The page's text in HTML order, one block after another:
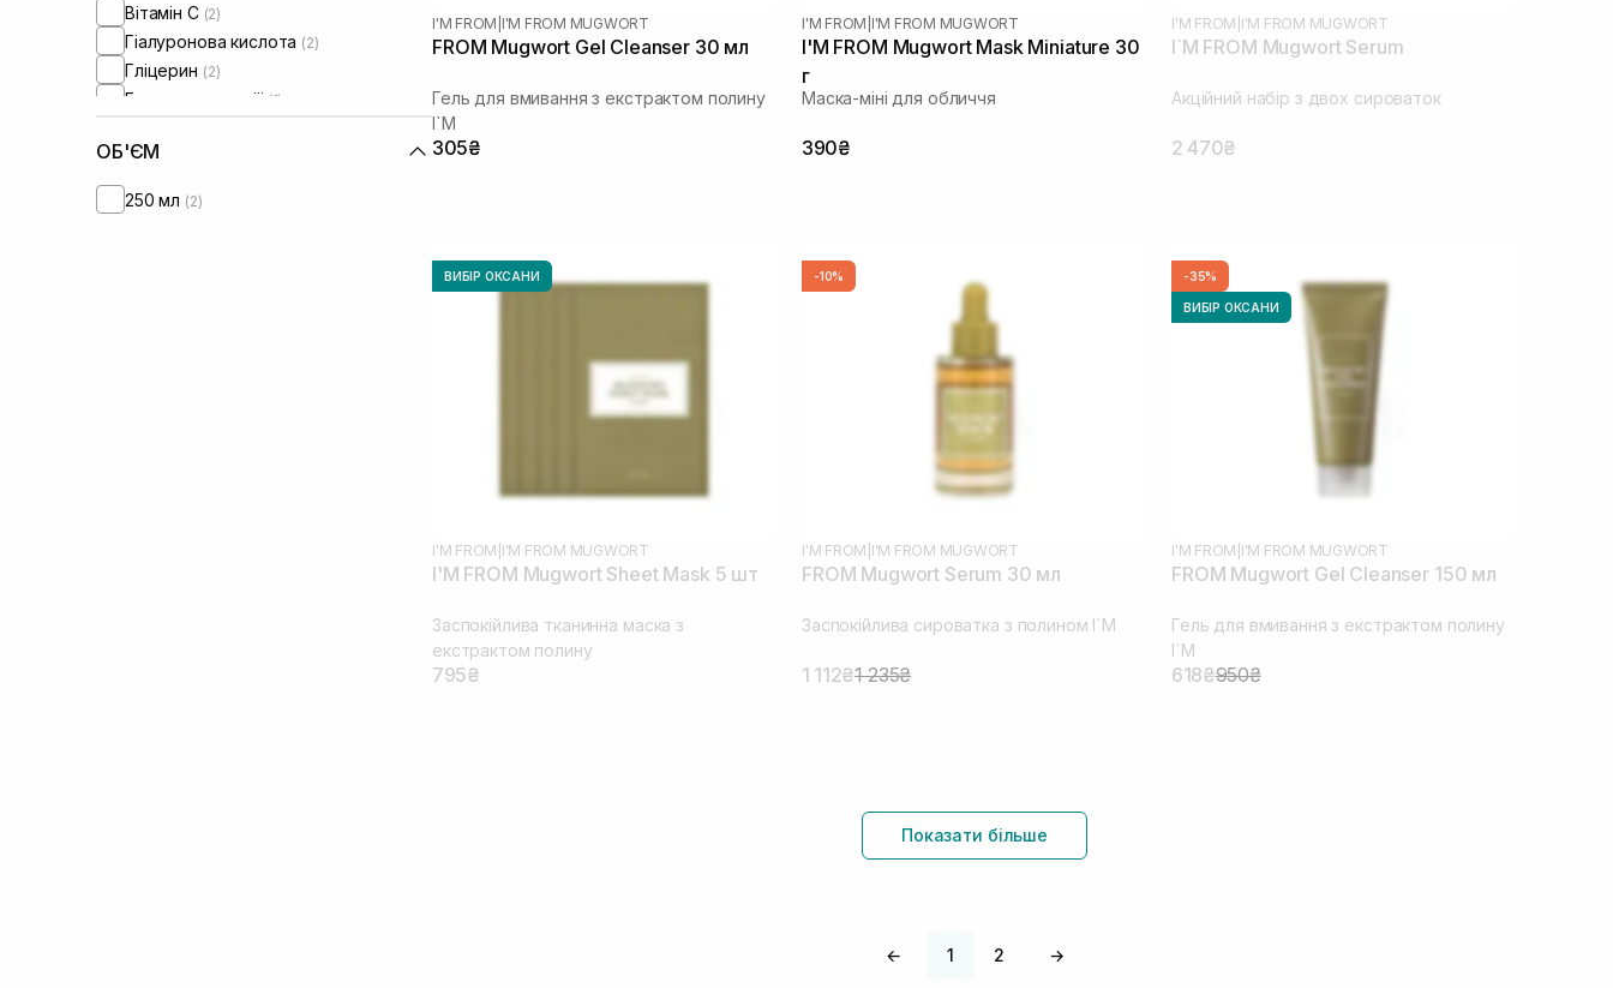
Вітамін C (2)
Гіалуронова кислота (2)
Гліцерин (2)
Екстракт камелії (1)
Клімбазол
Ніацинамід
ОБ'ЄМ
250 мл (2)
I'M FROM I'M FROM MUGWORT
FROM Mugwort Gel Cleanser 30 мл
Гель для вмивання з екстрактом полину
I`M
305₴
I'M FROM I'M FROM MUGWORT
I'M FROM Mugwort Mask Miniature 30
г
Маска-міні для обличчя
390₴
I'M FROM I'M FROM MUGWORT
I`M FROM Mugwort Serum
Акційний набір з двох сироваток
2 470₴
ВИБІР ОКСАНИ
I'M FROM I'M FROM MUGWORT
I'M FROM Mugwort Sheet Mask 5 шт
Заспокійлива тканинна маска з
екстрактом полину
795₴
-10%
I'M FROM I'M FROM MUGWORT
FROM Mugwort Serum 30 мл
Заспокійлива сироватка з полином I`M
1 112₴1 235₴
-35%
ВИБІР ОКСАНИ
I'M FROM I'M FROM MUGWORT
FROM Mugwort Gel Cleanser 150 мл
Гель для вмивання з екстрактом полину
I`M
618₴950₴
Показати більше
← 1 2 →